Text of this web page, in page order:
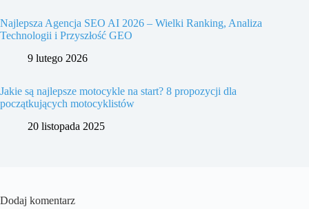
Najlepsza Agencja SEO AI 2026 – Wielki Ranking, Analiza
Technologii i Przyszłość GEO
9 lutego 2026
Jakie są najlepsze motocykle na start? 8 propozycji dla
początkujących motocyklistów
20 listopada 2025
Dodaj komentarz